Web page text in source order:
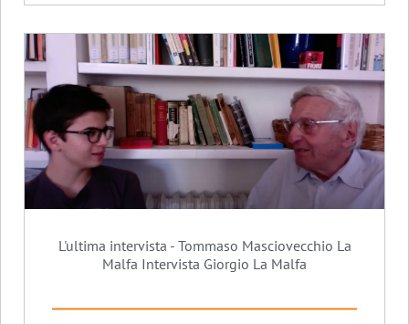
L'ultima intervista - Tommaso Masciovecchio La
Malfa Intervista Giorgio La Malfa